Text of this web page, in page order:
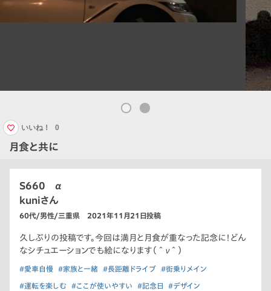
月食と共に
いいね！ 0
S660 α
kuniさん
60代/男性/三重県 2021年11月21日投稿
久しぶりの投稿です。今回は満月と月食が重なった記念に！どん
なシチュエーションでも絵になります（＾ν＾）
#愛車自慢 #家族と一緒 #長距離ドライブ #街乗りメイン
#運転を楽しむ #ここが使いやすい #記念日 #デザイン